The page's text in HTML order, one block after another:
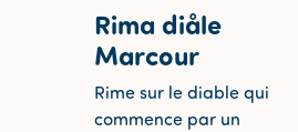
Rima diåle
Marcour
Rime sur le diable qui
commence par un